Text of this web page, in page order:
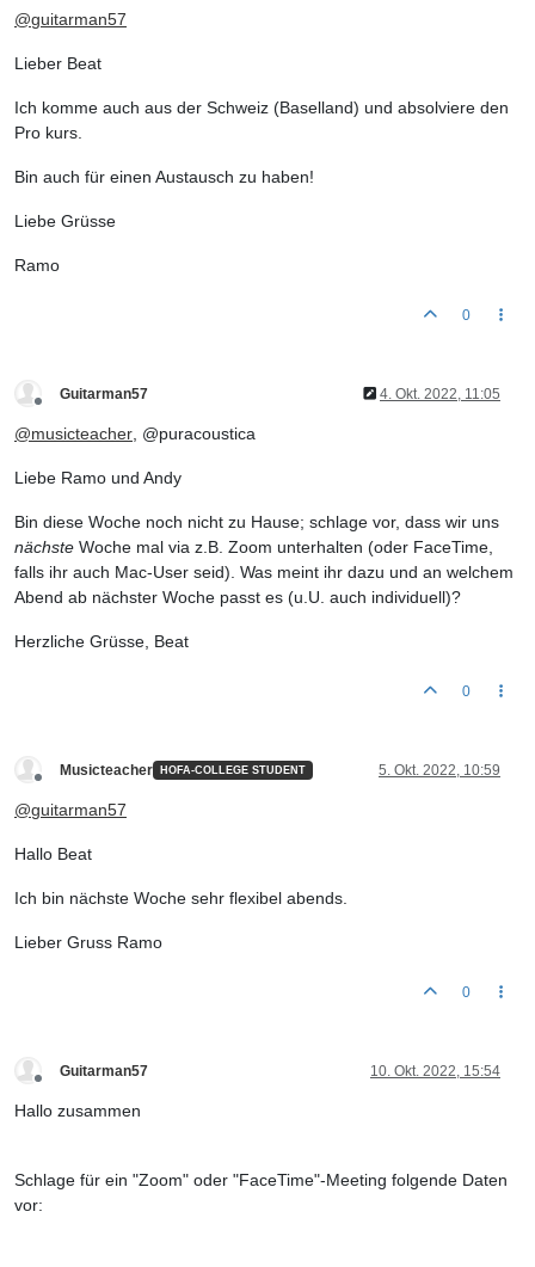
@guitarman57
Lieber Beat
Ich komme auch aus der Schweiz (Baselland) und absolviere den
Pro kurs.
Bin auch für einen Austausch zu haben!
Liebe Grüsse
Ramo
0
Offline
Guitarman57 4. Okt. 2022, 11:05
@musicteacher , @puracoustica
Liebe Ramo und Andy
Bin diese Woche noch nicht zu Hause; schlage vor, dass wir uns
nächste Woche mal via z.B. Zoom unterhalten (oder FaceTime,
falls ihr auch Mac-User seid). Was meint ihr dazu und an welchem
Abend ab nächster Woche passt es (u.U. auch individuell)?
Herzliche Grüsse, Beat
0
Offline
Musicteacher HOFA-COLLEGE STUDENT 5. Okt. 2022, 10:59
@guitarman57
Hallo Beat
Ich bin nächste Woche sehr flexibel abends.
Lieber Gruss Ramo
0
Offline
Guitarman57 10. Okt. 2022, 15:54
Hallo zusammen
Schlage für ein "Zoom" oder "FaceTime"-Meeting folgende Daten
vor: